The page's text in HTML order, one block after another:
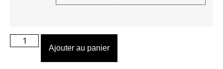
Ajouter au panier